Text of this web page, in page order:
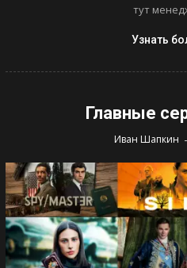
тут
Узнать
Главные
Иван Шапкин -